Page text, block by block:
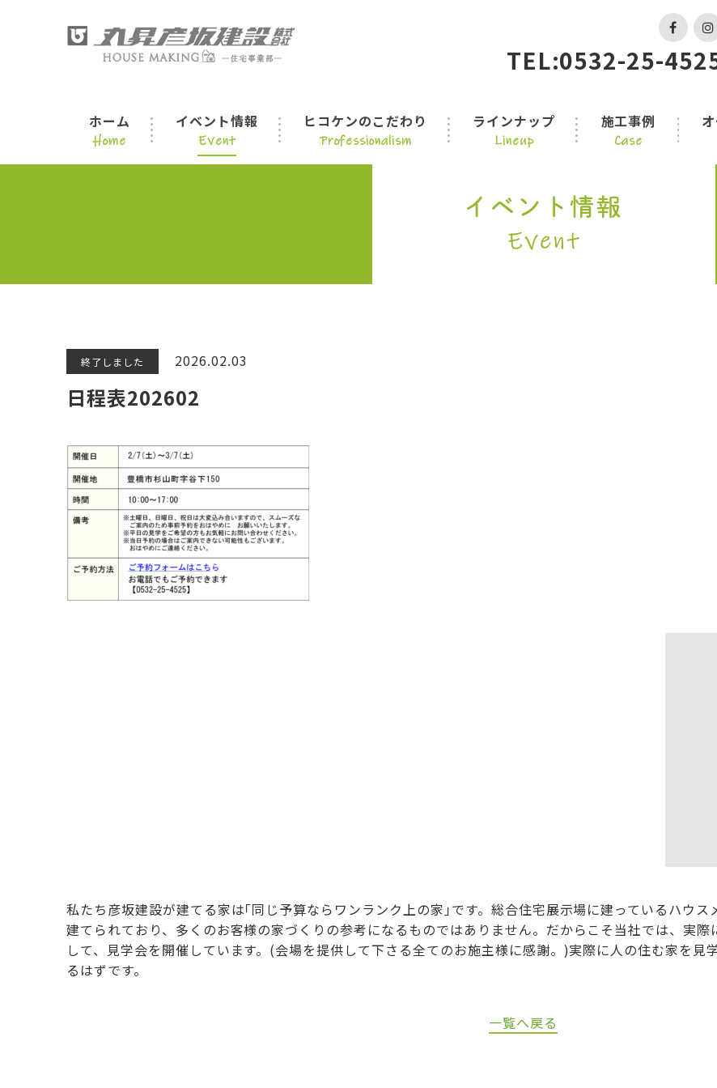
TEL:0532-25-
ホーム
Home
イベント情報
Event
ヒコケンのこだわり
Professionalism
ラインナップ
Lineup
施工事例
Case
終了しました 2026.02.03
日程表202602
私たち彦坂建設が建てる家は｢同じ予算ならワンランク上の家｣です。総合住宅展示場に建っているハウ
建てられており、多くのお客様の家づくりの参考になるものではありません。だからこそ当社では、実
して、見学会を開催しています。(会場を提供して下さる全てのお施主様に感謝。)実際に人の住む家を見
るはずです。
一覧へ戻る